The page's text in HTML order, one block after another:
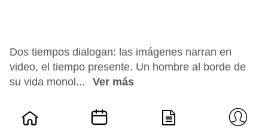
Dos tiempos dialogan: las imágenes narran en
video, el tiempo presente. Un hombre al borde de
su vida monol...
Ver más